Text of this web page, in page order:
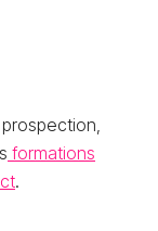
formations
.